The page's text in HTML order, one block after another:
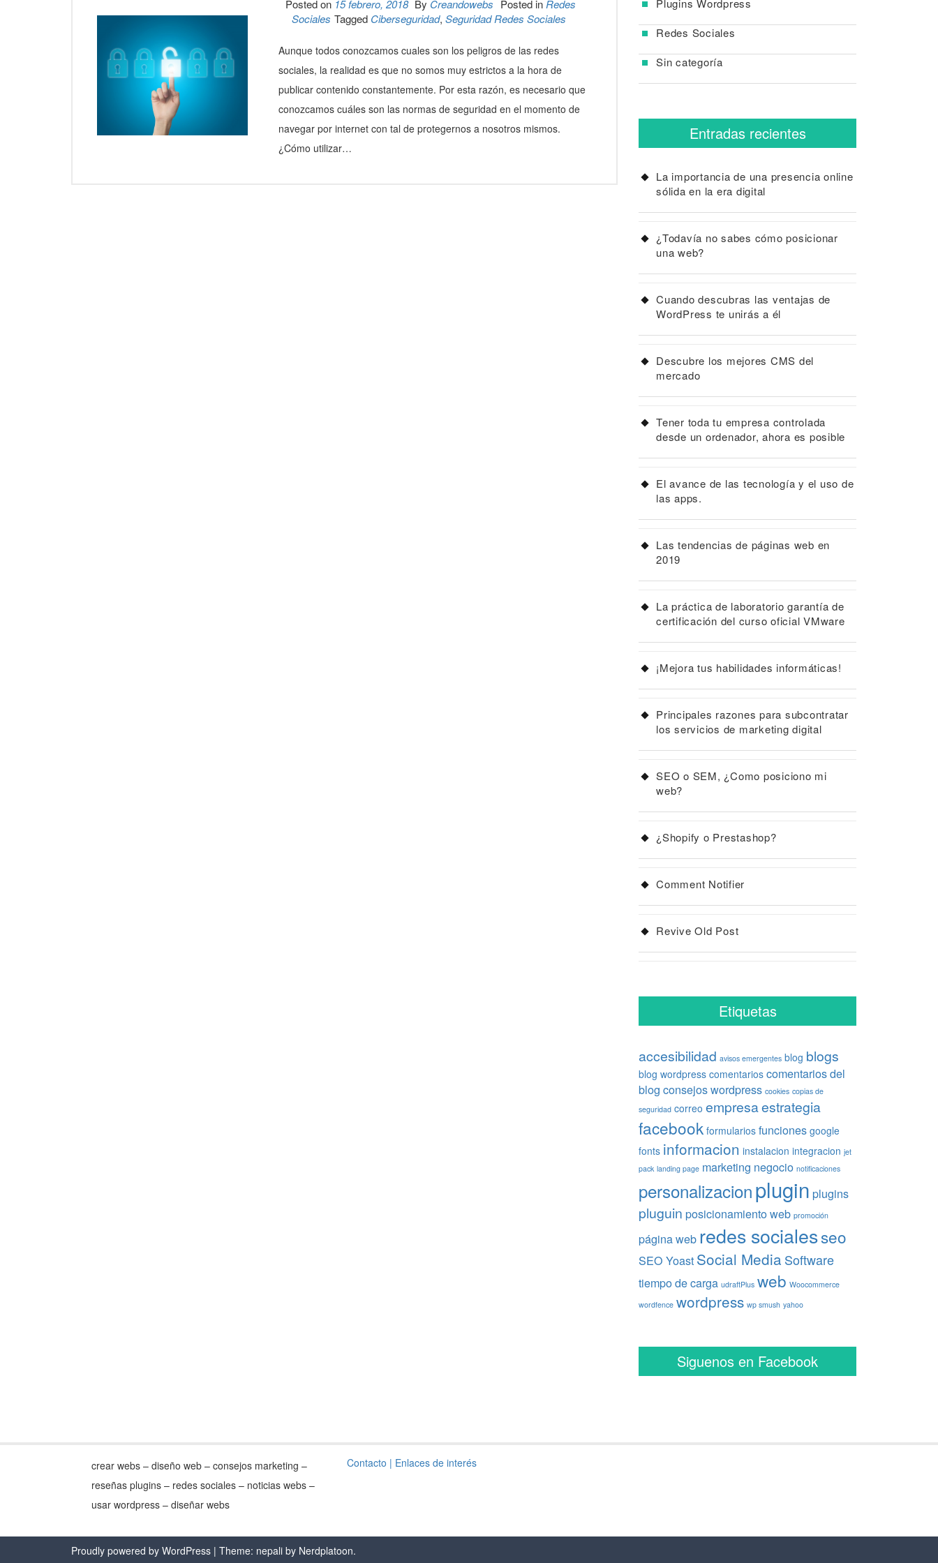
Posted on 15 febrero, 2018 By Creandowebs Posted in Redes
Sociales Tagged Ciberseguridad, Seguridad Redes Sociales
Aunque todos conozcamos cuales son los peligros de las redes
sociales, la realidad es que no somos muy estrictos a la hora de
publicar contenido constantemente. Por esta razón, es necesario que
conozcamos cuáles son las normas de seguridad en el momento de
navegar por internet con tal de protegernos a nosotros mismos.
¿Cómo utilizar…
Redes Sociales
Sin categoría
Entradas recientes
La importancia de una presencia online
sólida en la era digital
¿Todavía no sabes cómo posicionar
una web?
Cuando descubras las ventajas de
WordPress te unirás a él
Descubre los mejores CMS del
mercado
Tener toda tu empresa controlada
desde un ordenador, ahora es posible
El avance de las tecnología y el uso de
las apps.
Las tendencias de páginas web en
2019
La práctica de laboratorio garantía de
certificación del curso oficial VMware
¡Mejora tus habilidades informáticas!
Principales razones para subcontratar
los servicios de marketing digital
SEO o SEM, ¿Como posiciono mi
web?
¿Shopify o Prestashop?
Comment Notifier
Revive Old Post
Etiquetas
accesibilidad avisos emergentes blog blogs
blog wordpress comentarios comentarios del
blog consejos wordpress cookies copias de
seguridad correo empresaestrategia
facebook formularios funciones google
fonts informacion instalacion integracion jet
pack landing page marketing negocio notificaciones
personalizacionplugin plugins
pluguin posicionamiento web promoción
página web redes socialesseo
SEO Yoast Social Media Software
tiempo de carga udraftPlus web Woocommerce
wordfence wordpress wp smush yahoo
Siguenos en Facebook
crear webs – diseño web – consejos marketing –
reseñas plugins – redes sociales – noticias webs –
usar wordpress – diseñar webs
Contacto | Enlaces de interés
Proudly powered by WordPress | Theme: nepali by Nerdplatoon.